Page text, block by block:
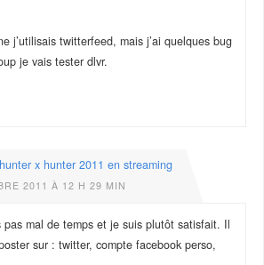
j’utilisais twitterfeed, mais j’ai quelques bug
je vais tester dlvr.
x hunter 2011 en streaming
2011 À 12 H 29 MIN
pas mal de temps et je suis plutôt satisfait. Il
sur : twitter, compte facebook perso,